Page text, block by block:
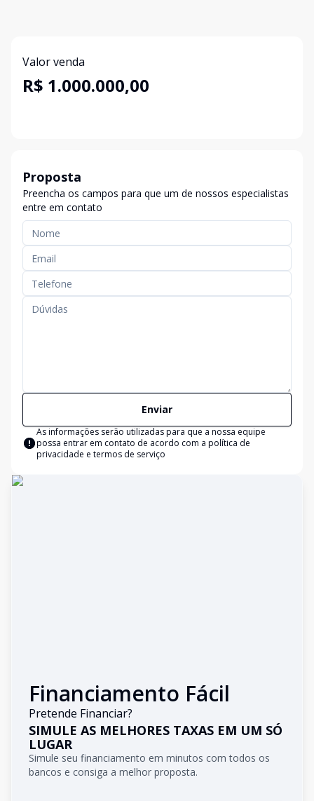
Valor venda
R$ 1.000.000,00
Proposta
Preencha os campos para que um de nossos especialistas
entre em contato
Enviar
As informações serão utilizadas para que a nossa equipe
possa entrar em contato de acordo com a política de
privacidade e termos de serviço
Financiamento Fácil
Pretende Financiar?
SIMULE AS MELHORES TAXAS EM UM SÓ
LUGAR
Simule seu financiamento em minutos com todos os
bancos e consiga a melhor proposta.